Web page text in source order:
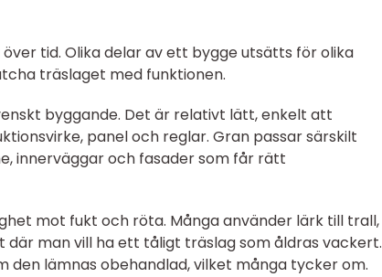
tid. Olika delar av ett bygge utsätts för olika
träslaget med funktionen.
byggande. Det är relativt lätt, enkelt att
panel och reglar. Gran passar särskilt
innerväggar och fasader som får rätt
mot fukt och röta. Många använder lärk till trall,
man vill ha ett tåligt träslag som åldras vackert.
den lämnas obehandlad, vilket många tycker om.